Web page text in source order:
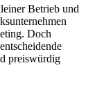
Betrieb und
Doch
preiswürdig